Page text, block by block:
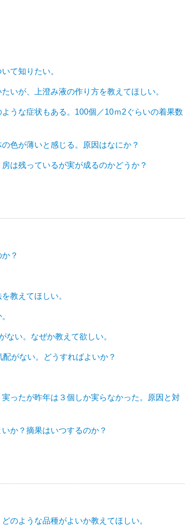
て知りたい。
いが、上澄み液の作り方を教えてほしい。
うな症状もある。100個／10ｍ2ぐらいの着果数
色が薄いと感じる。原因はなにか？
は残っているが実が成るのかどうか？
？
教えてほしい。
ない。なぜか教えて欲しい。
がない。どうすればよいか？
ったが昨年は３個しか実らなかった。原因と対
か？摘果はいつするのか？
のような品種がよいか教えてほしい。